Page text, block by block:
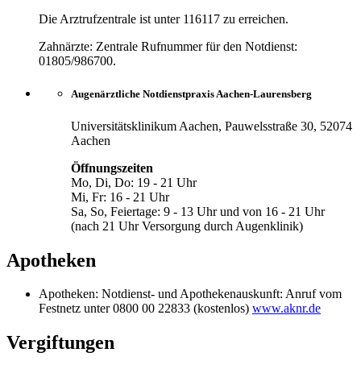
Die Arztrufzentrale ist unter 116117 zu erreichen.
Zahnärzte: Zentrale Rufnummer für den Notdienst:
01805/986700.
Augenärztliche Notdienstpraxis Aachen-Laurensberg
Universitätsklinikum Aachen, Pauwelsstraße 30, 52074
Aachen
Öffnungszeiten
Mo, Di, Do: 19 - 21 Uhr
Mi, Fr: 16 - 21 Uhr
Sa, So, Feiertage: 9 - 13 Uhr und von 16 - 21 Uhr
(nach 21 Uhr Versorgung durch Augenklinik)
Apotheken
Apotheken: Notdienst- und Apothekenauskunft: Anruf vom
Festnetz unter 0800 00 22833 (kostenlos) www.aknr.de
Vergiftungen